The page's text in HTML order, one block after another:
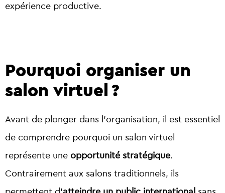
expérience productive.
Pourquoi organiser un
salon virtuel ?
Avant de plonger dans l’organisation, il est essentiel
de comprendre pourquoi un salon virtuel
représente une opportunité stratégique.
Contrairement aux salons traditionnels, ils